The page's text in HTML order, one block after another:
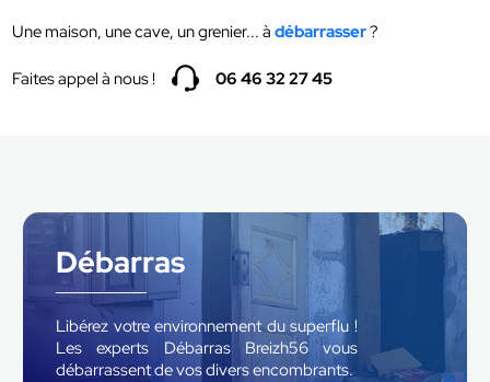
Une maison, une cave, un grenier... àdébarrasser?
Faites appel à nous ! 06 46 32 27 45
Débarras
Libérez votre environnement du superflu !
Les experts Débarras Breizh56 vous
débarrassent de vos divers encombrants.